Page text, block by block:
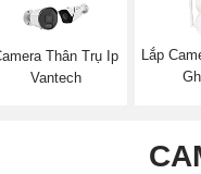
Thân Trụ Ip
Vantech
Lắp